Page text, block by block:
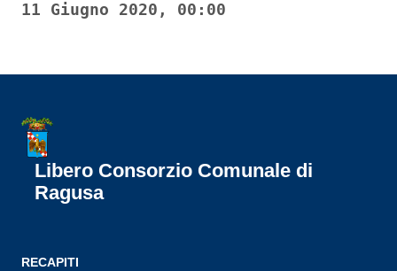
11 Giugno 2020, 00:00
Libero Consorzio Comunale di
Ragusa
RECAPITI